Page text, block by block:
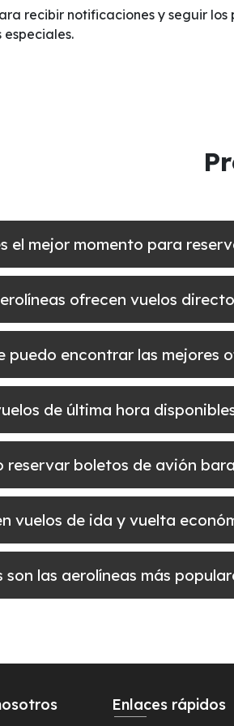
recibir notificaciones y seguir
el mejor momento para
ofrecen vuelos
puedo encontrar las mejores
de última hora
reservar boletos de avión
vuelos de ida y vuelta
son las aerolíneas más
Enlaces rápidos